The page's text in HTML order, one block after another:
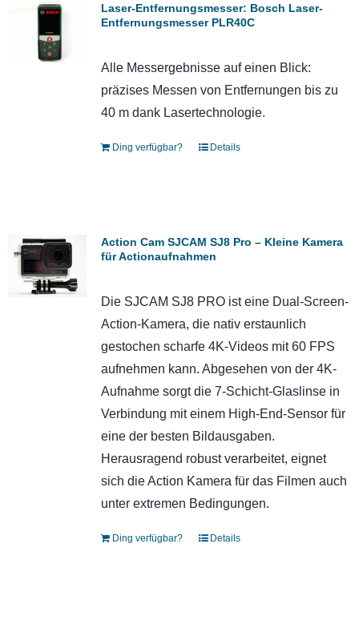
Laser-Entfernungsmesser: Bosch Laser-
Entfernungsmesser PLR40C
Alle Messergebnisse auf einen Blick:
präzises Messen von Entfernungen bis zu
40 m dank Lasertechnologie.
Ding verfügbar? Details
Action Cam SJCAM SJ8 Pro – Kleine Kamera
für Actionaufnahmen
Die SJCAM SJ8 PRO ist eine Dual-Screen-
Action-Kamera, die nativ erstaunlich
gestochen scharfe 4K-Videos mit 60 FPS
aufnehmen kann. Abgesehen von der 4K-
Aufnahme sorgt die 7-Schicht-Glaslinse in
Verbindung mit einem High-End-Sensor für
eine der besten Bildausgaben.
Herausragend robust verarbeitet, eignet
sich die Action Kamera für das Filmen auch
unter extremen Bedingungen.
Ding verfügbar? Details